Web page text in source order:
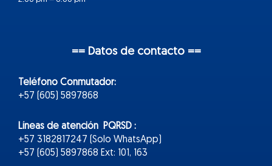
== Datos de contacto ==
Teléfono Conmutador:
+57 (605) 5897868
Líneas de atención PQRSD :
+57 3182817247 (Solo WhatsApp)
+57 (605) 5897868 Ext: 101, 163